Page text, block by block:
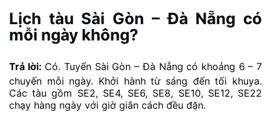
Lịch tàu Sài Gòn – Đà Nẵng có
mỗi ngày không?
Trả lời: Có. Tuyến Sài Gòn – Đà Nẵng có khoảng 6 – 7
chuyến mỗi ngày. Khởi hành từ sáng đến tối khuya.
Các tàu gồm SE2, SE4, SE6, SE8, SE10, SE12, SE22
chạy hàng ngày với giờ giãn cách đều đặn.